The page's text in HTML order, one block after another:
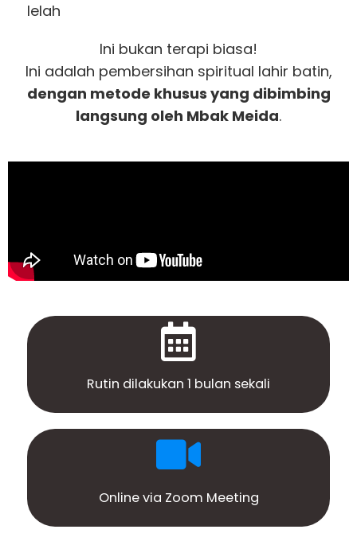
lelah
Ini bukan terapi biasa!
Ini adalah pembersihan spiritual lahir batin,
dengan metode khusus yang dibimbing
langsung oleh Mbak Meida.
Rutin dilakukan 1 bulan sekali
Online via Zoom Meeting